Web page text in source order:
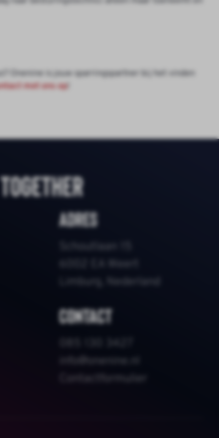
Onenine is jouw sparringspartner bij het vinden
met ons op!
Adres
Limburg, Nederland
Contact
info@onenine.nl
Contactformulier